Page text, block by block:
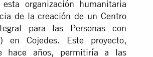
organización humanitaria
de la creación de un Centro
para las Personas con
en Cojedes. Este proyecto,
hace años, permitiría a las